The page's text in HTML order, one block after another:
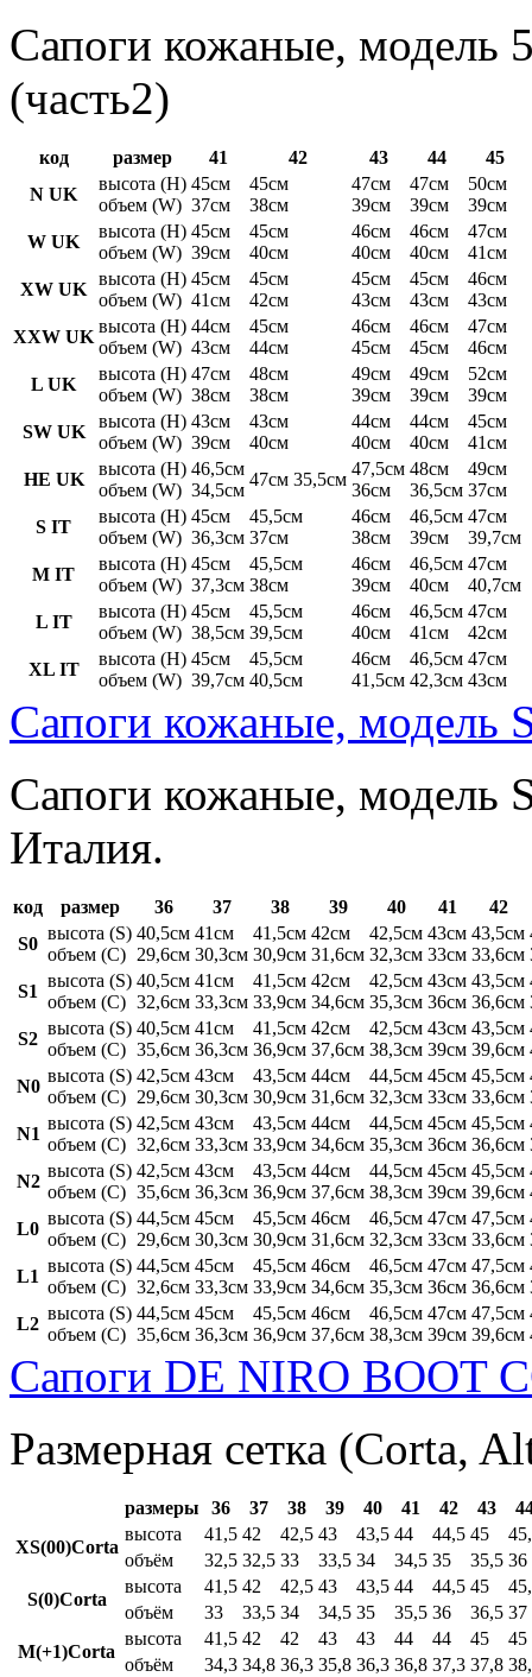
Сапоги кожаные, модель
(часть2)
код размер 41 42 43 44
45
N UK
высота (H)
объем (W)
45см
37см
45см
38см
47см
39см
47см
39см
50см
39см
W UK
высота (H)
объем (W)
45см
39см
45см
40см
46см
40см
46см
40см
47см
41см
XW UK
высота (H)
объем (W)
45см
41см
45см
42см
45см
43см
45см
43см
46см
43см
XXW UK
высота (H)
объем (W)
44см
43см
45см
44см
46см
45см
46см
45см
47см
46см
L UK
высота (H)
объем (W)
47см
38см
48см
38см
49см
39см
49см
39см
52см
39см
SW UK
высота (H)
объем (W)
43см
39см
43см
40см
44см
40см
44см
40см
45см
41см
HE UK
высота (H)
объем (W)
46,5см
34,5см
47см 35,5см
47,5см
36см
48см
36,5см
49см
37см
S IT
высота (H)
объем (W)
45см
36,3см
45,5см
37см
46см
38см
46,5см
39см
47см
39,7см
M IT
высота (H)
объем (W)
45см
37,3см
45,5см
38см
46см
39см
46,5см
40см
47см
40,7см
L IT
высота (H)
объем (W)
45см
38,5см
45,5см
39,5см
46см
40см
46,5см
41см
47см
42см
XL IT
высота (H)
объем (W)
45см
39,7см
45,5см
40,5см
46см
41,5см
46,5см
42,3см
47см
43см
Сапоги кожаные, модель
Сапоги кожаные, модель
Италия.
код размер 36 37 38 39 40 41
42
S0
высота (S)
объем (C)
40,5см
29,6см
41см
30,3см
41,5см
30,9см
42см
31,6см
42,5см
32,3см
43см
33см
43,5см
33,6см
S1
высота (S)
объем (C)
40,5см
32,6см
41см
33,3см
41,5см
33,9см
42см
34,6см
42,5см
35,3см
43см
36см
43,5см
36,6см
S2
высота (S)
объем (C)
40,5см
35,6см
41см
36,3см
41,5см
36,9см
42см
37,6см
42,5см
38,3см
43см
39см
43,5см
39,6см
N0
высота (S)
объем (C)
42,5см
29,6см
43см
30,3см
43,5см
30,9см
44см
31,6см
44,5см
32,3см
45см
33см
45,5см
33,6см
N1
высота (S)
объем (C)
42,5см
32,6см
43см
33,3см
43,5см
33,9см
44см
34,6см
44,5см
35,3см
45см
36см
45,5см
36,6см
N2
высота (S)
объем (C)
42,5см
35,6см
43см
36,3см
43,5см
36,9см
44см
37,6см
44,5см
38,3см
45см
39см
45,5см
39,6см
L0
высота (S)
объем (C)
44,5см
29,6см
45см
30,3см
45,5см
30,9см
46см
31,6см
46,5см
32,3см
47см
33см
47,5см
33,6см
L1
высота (S)
объем (C)
44,5см
32,6см
45см
33,3см
45,5см
33,9см
46см
34,6см
46,5см
35,3см
47см
36см
47,5см
36,6см
L2
высота (S)
объем (C)
44,5см
35,6см
45см
36,3см
45,5см
36,9см
46см
37,6см
46,5см
38,3см
47см
39см
47,5см
39,6см
Сапоги DE NIRO BOOT
Размерная сетка (Corta,
размеры 36 37 38 39 40 41 42 43
XS(00)Corta
высота 41,5 42 42,5 43 43,5 44 44,5 45
объём
32,5 32,5 33 33,5 34 34,5 35 35,5 36
S(0)Corta
высота 41,5 42 42,5 43 43,5 44 44,5 45
объём
33 33,5 34 34,5 35 35,5 36 36,5 37
M(+1)Corta
высота 41,5 42 42 43 43 44 44 45
45
объём
34,3 34,8 36,3 35,8 36,3 36,8 37,3 37,8